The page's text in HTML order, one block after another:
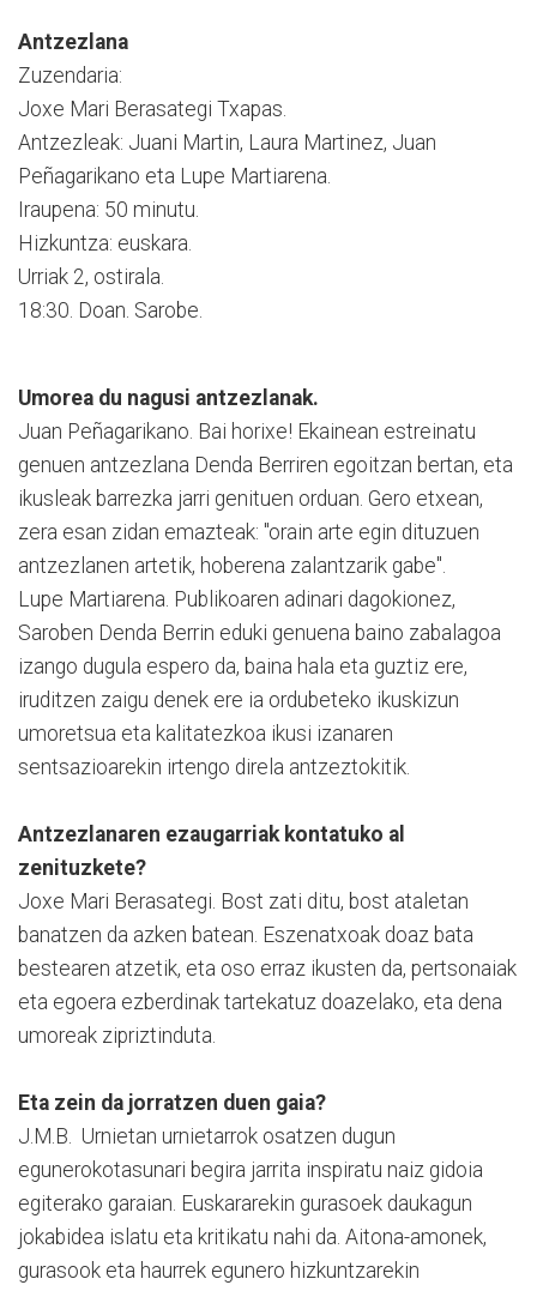
Antzezlana
Zuzendaria:
Joxe Mari Berasategi Txapas.
Antzezleak: Juani Martin, Laura Martinez, Juan
Peñagarikano eta Lupe Martiarena.
Iraupena: 50 minutu.
Hizkuntza: euskara.
Urriak 2, ostirala.
18:30. Doan. Sarobe.
Umorea du nagusi antzezlanak.
Juan Peñagarikano. Bai horixe! Ekainean estreinatu
genuen antzezlana Denda Berriren egoitzan bertan, eta
ikusleak barrezka jarri genituen orduan. Gero etxean,
zera esan zidan emazteak: "orain arte egin dituzuen
antzezlanen artetik, hoberena zalantzarik gabe".
Lupe Martiarena. Publikoaren adinari dagokionez,
Saroben Denda Berrin eduki genuena baino zabalagoa
izango dugula espero da, baina hala eta guztiz ere,
iruditzen zaigu denek ere ia ordubeteko ikuskizun
umoretsua eta kalitatezkoa ikusi izanaren
sentsazioarekin irtengo direla antzeztokitik.
Antzezlanaren ezaugarriak kontatuko al
zenituzkete?
Joxe Mari Berasategi. Bost zati ditu, bost ataletan
banatzen da azken batean. Eszenatxoak doaz bata
bestearen atzetik, eta oso erraz ikusten da, pertsonaiak
eta egoera ezberdinak tartekatuz doazelako, eta dena
umoreak zipriztinduta.
Eta zein da jorratzen duen gaia?
J.M.B. Urnietan urnietarrok osatzen dugun
egunerokotasunari begira jarrita inspiratu naiz gidoia
egiterako garaian. Euskararekin gurasoek daukagun
jokabidea islatu eta kritikatu nahi da. Aitona-amonek,
gurasook eta haurrek egunero hizkuntzarekin